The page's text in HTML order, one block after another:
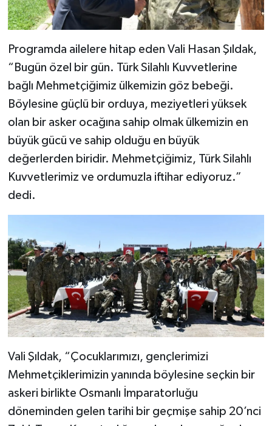
Programda ailelere hitap eden Vali Hasan Şıldak,
“Bugün özel bir gün. Türk Silahlı Kuvvetlerine
bağlı Mehmetçiğimiz ülkemizin göz bebeği.
Böylesine güçlü bir orduya, meziyetleri yüksek
olan bir asker ocağına sahip olmak ülkemizin en
büyük gücü ve sahip olduğu en büyük
değerlerden biridir. Mehmetçiğimiz, Türk Silahlı
Kuvvetlerimiz ve ordumuzla iftihar ediyoruz.”
dedi.
Vali Şıldak, “Çocuklarımızı, gençlerimizi
Mehmetçiklerimizin yanında böylesine seçkin bir
askeri birlikte Osmanlı İmparatorluğu
döneminden gelen tarihi bir geçmişe sahip 20’nci